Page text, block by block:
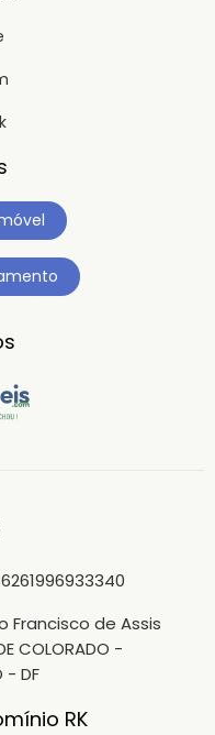
61996933340
Francisco de Assis
COLORADO -
- DF
RK